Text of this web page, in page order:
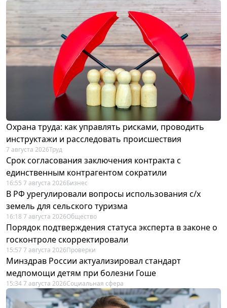
Охрана труда: как управлять рисками, проводить
инструктажи и расследовать происшествия
7 августа 2026Труд
Срок согласования заключения контракта с
единственным контрагентом сократили
16:55 7 августа 2026Бизнес
В РФ урегулировали вопросы использования с/х
земель для сельского туризма
16:18 7 августа 2026Общество
Порядок подтверждения статуса эксперта в законе о
госконтроле скорректировали
15:57 7 августа 2026Проверки
Минздрав России актуализировал стандарт
медпомощи детям при болезни Гоше
15:34 7 августа 2026Социальная сфера